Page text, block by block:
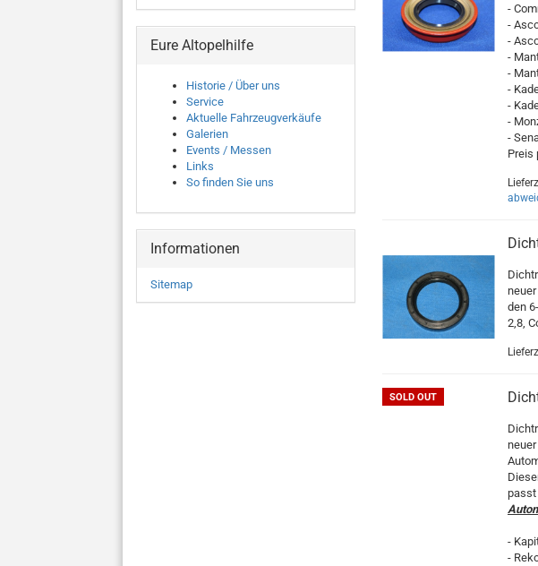
-
-
-
-
-
-
-
-
-
Preis
den
2,8,
SOLD OUT
-
-
Eure Altopelhilfe
Historie / Über uns
Service
Aktuelle Fahrzeugverkäufe
Galerien
Events / Messen
Links
So finden Sie uns
Informationen
Sitemap